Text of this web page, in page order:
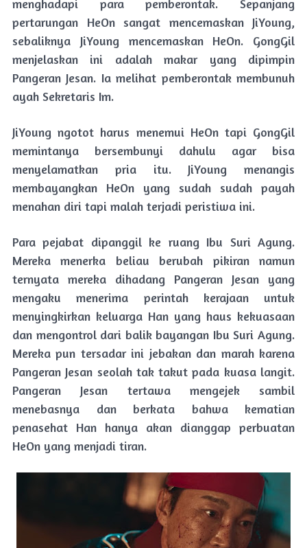
menghadapi para pemberontak. Sepanjang
pertarungan HeOn sangat mencemaskan JiYoung,
sebaliknya JiYoung mencemaskan HeOn. GongGil
menjelaskan ini adalah makar yang dipimpin
Pangeran Jesan. Ia melihat pemberontak membunuh
ayah Sekretaris Im.
JiYoung ngotot harus menemui HeOn tapi GongGil
memintanya bersembunyi dahulu agar bisa
menyelamatkan pria itu. JiYoung menangis
membayangkan HeOn yang sudah sudah payah
menahan diri tapi malah terjadi peristiwa ini.
Para pejabat dipanggil ke ruang Ibu Suri Agung.
Mereka menerka beliau berubah pikiran namun
ternyata mereka dihadang Pangeran Jesan yang
mengaku menerima perintah kerajaan untuk
menyingkirkan keluarga Han yang haus kekuasaan
dan mengontrol dari balik bayangan Ibu Suri Agung.
Mereka pun tersadar ini jebakan dan marah karena
Pangeran Jesan seolah tak takut pada kuasa langit.
Pangeran Jesan tertawa mengejek sambil
menebasnya dan berkata bahwa kematian
penasehat Han hanya akan dianggap perbuatan
HeOn yang menjadi tiran.